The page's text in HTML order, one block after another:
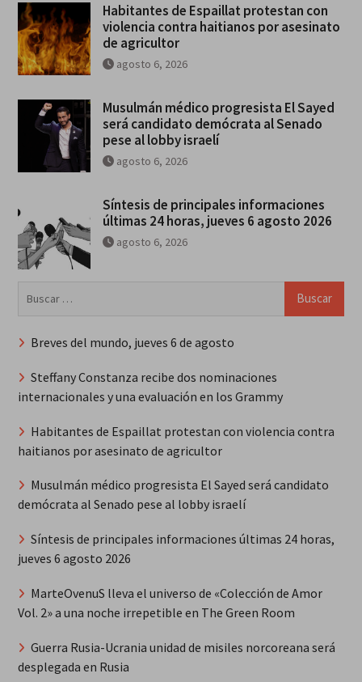
Habitantes de Espaillat protestan con
violencia contra haitianos por asesinato
de agricultor
agosto 6, 2026
Musulmán médico progresista El Sayed
será candidato demócrata al Senado
pese al lobby israelí
agosto 6, 2026
Síntesis de principales informaciones
últimas 24 horas, jueves 6 agosto 2026
agosto 6, 2026
Breves del mundo, jueves 6 de agosto
Steffany Constanza recibe dos nominaciones
internacionales y una evaluación en los Grammy
Habitantes de Espaillat protestan con violencia contra
haitianos por asesinato de agricultor
Musulmán médico progresista El Sayed será candidato
demócrata al Senado pese al lobby israelí
Síntesis de principales informaciones últimas 24 horas,
jueves 6 agosto 2026
MarteOvenuS lleva el universo de «Colección de Amor
Vol. 2» a una noche irrepetible en The Green Room
Guerra Rusia-Ucrania unidad de misiles norcoreana será
desplegada en Rusia